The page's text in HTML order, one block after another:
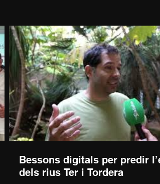
Bessons digitals per predir
dels rius Ter i Tordera